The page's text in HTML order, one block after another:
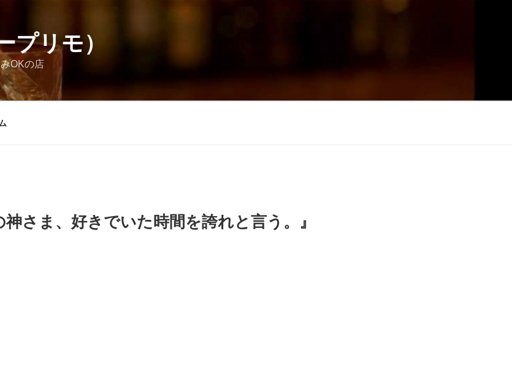
プリモ）
OKの店
神さま、好きでいた時間を誇れと言う。』